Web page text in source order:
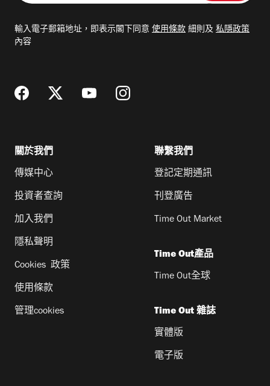
郵
輸入電子郵箱地址，即表示閣下同意 使用條款 細則及 私隱政策
內容
關於我們
傳媒中心
投資者查詢
加入我們
隱私聲明
Cookies 政策
使用條款
管理cookies
聯繫我們
登記定期通訊
刊登廣告
Time Out Market
Time Out產品
Time Out全球
Time Out 雜誌
實體版
電子版